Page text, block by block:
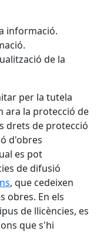
informació.
de la
per la tutela
ara la protecció de
drets de protecció
d'obres
es pot
de difusió
, que cedeixen
obres. En els
de llicències, es
que s'hi